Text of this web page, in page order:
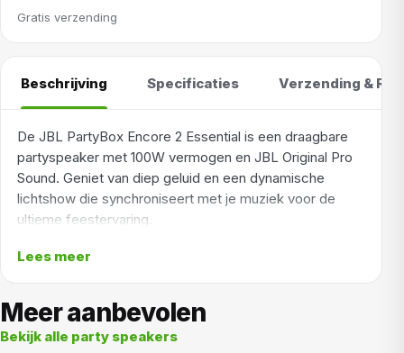
Gratis verzending
Beschrijving Specificaties Verzending &
De JBL PartyBox Encore 2 Essential is een draagbare
partyspeaker met 100W vermogen en JBL Original Pro
Sound. Geniet van diep geluid en een dynamische
lichtshow die synchroniseert met je muziek voor de
ultieme feestervaring.
Maak kennis met de JBL PartyBox Encore 2 Essential in
kenmerkende JBL Original Pro Sound, vul je elke ruimte
met diep, meeslepend geluid. De ingebouwde
Lees meer
Meer aanbevolen
Bekijk alle party speakers